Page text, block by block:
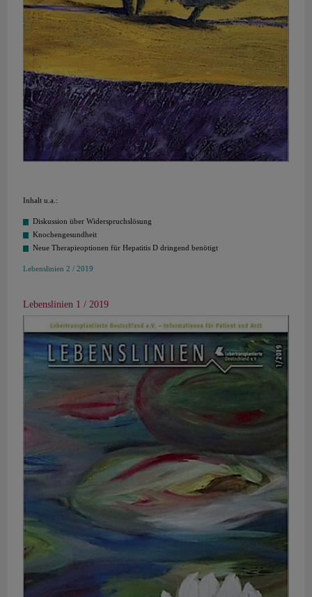
Inhalt u.a.:
Diskussion über Widerspruchslösung
Knochengesundheit
Neue Therapieoptionen für Hepatitis D dringend benötigt
Lebenslinien 2 / 2019
Lebenslinien 1 / 2019